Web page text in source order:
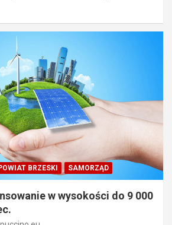
BRZESKI SAMORZĄD
w wysokości do 9 000